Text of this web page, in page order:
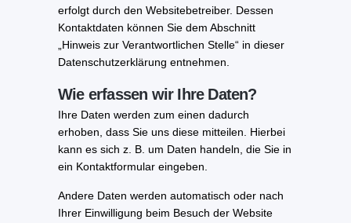
erfolgt durch den Websitebetreiber. Dessen
Kontaktdaten können Sie dem Abschnitt
„Hinweis zur Verantwortlichen Stelle“ in dieser
Datenschutzerklärung entnehmen.
Wie erfassen wir Ihre Daten?
Ihre Daten werden zum einen dadurch
erhoben, dass Sie uns diese mitteilen. Hierbei
kann es sich z. B. um Daten handeln, die Sie in
ein Kontaktformular eingeben.
Andere Daten werden automatisch oder nach
Ihrer Einwilligung beim Besuch der Website